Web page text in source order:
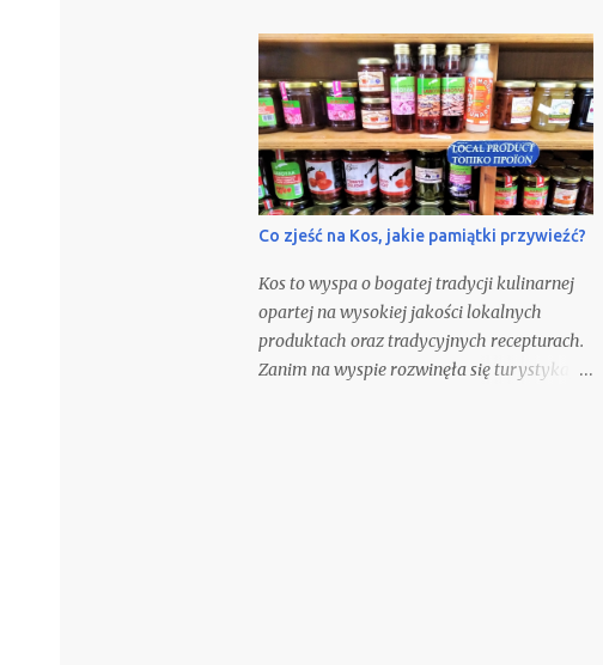
kuchni.
Co zjeść na Kos, jakie pamiątki przywieźć?
Kos to wyspa o bogatej tradycji kulinarnej
opartej na wysokiej jakości lokalnych
produktach oraz tradycyjnych recepturach.
Zanim na wyspie rozwinęła się turystyka,